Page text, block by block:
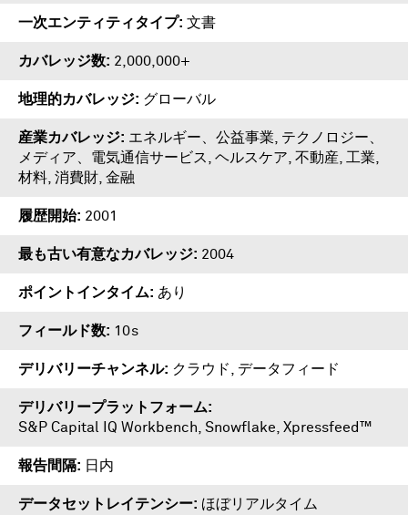
一次エンティティタイプ 文書
カバレッジ数 2,000,000+
地理的カバレッジ グローバル
産業カバレッジ
エネルギー、公益事業, テクノロジー、
メディア、電気通信サービス, ヘルスケア, 不動産, 工業,
材料, 消費財, 金融
履歴開始 2001
最も古い有意なカバレッジ 2004
ポイントインタイム あり
フィールド数 10s
デリバリーチャンネル クラウド, データフィード
デリバリープラットフォーム
S&P Capital IQ Workbench Snowflake Xpressfeed™
報告間隔 日内
データセットレイテンシー ほぼリアルタイム